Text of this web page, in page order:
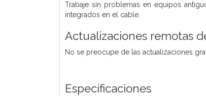
Trabaje sin problemas en equipos
integrados en el cable.
Actualizaciones remotas
No se preocupe de las actualizaciones
Especificaciones